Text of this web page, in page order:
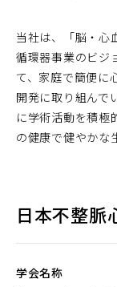
当社は、「脳・心
循環器事業のビジ
て、家庭で簡便に
開発に取り組んで
に学術活動を積極
の健康で健やかな
日本不整脈
学会名称